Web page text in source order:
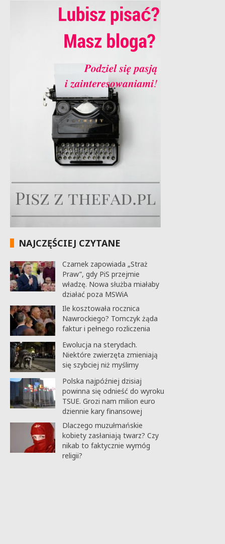
NAJCZĘŚCIEJ CZYTANE
Czarnek zapowiada „Straż
Praw”, gdy PiS przejmie
władzę. Nowa służba miałaby
działać poza MSWiA
Ile kosztowała rocznica
Nawrockiego? Tomczyk żąda
faktur i pełnego rozliczenia
Ewolucja na sterydach.
Niektóre zwierzęta zmieniają
się szybciej niż myślimy
Polska najpóźniej dzisiaj
powinna się odnieść do wyroku
TSUE. Grozi nam milion euro
dziennie kary finansowej
Dlaczego muzułmańskie
kobiety zasłaniają twarz? Czy
nikab to faktycznie wymóg
religii?